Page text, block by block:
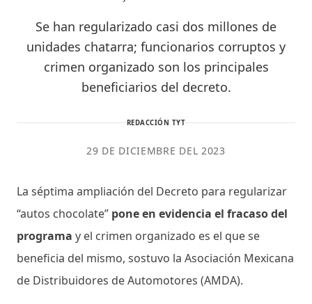
Se han regularizado casi dos millones de
unidades chatarra; funcionarios corruptos y
crimen organizado son los principales
beneficiarios del decreto.
REDACCIÓN TYT
29 DE DICIEMBRE DEL 2023
La séptima ampliación del Decreto para regularizar
“autos chocolate” pone en evidencia el fracaso del
programa y el crimen organizado es el que se
beneficia del mismo, sostuvo la Asociación Mexicana
de Distribuidores de Automotores (AMDA).